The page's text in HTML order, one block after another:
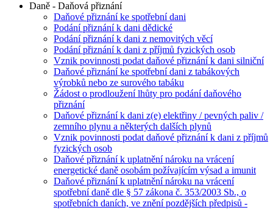
Daně - Daňová přiznání
Daňové přiznání ke spotřební dani
Podání přiznání k dani dědické
Podání přiznání k dani z nemovitých věcí
Podání přiznání k dani z příjmů fyzických osob
Vznik povinnosti podat daňové přiznání k dani silniční
Daňové přiznání ke spotřební dani z tabákových
výrobků nebo ze surového tabáku
Žádost o prodloužení lhůty pro podání daňového
přiznání
Daňové přiznání k dani z(e) elektřiny / pevných paliv /
zemního plynu a některých dalších plynů
Vznik povinnosti podat daňové přiznání k dani z příjmů
fyzických osob
Daňové přiznání k uplatnění nároku na vrácení
energetické daně osobám požívajícím výsad a imunit
Daňové přiznání k uplatnění nároku na vrácení
spotřební daně dle § 57 zákona č. 353/2003 Sb., o
spotřebních daních, ve znění pozdějších předpisů -